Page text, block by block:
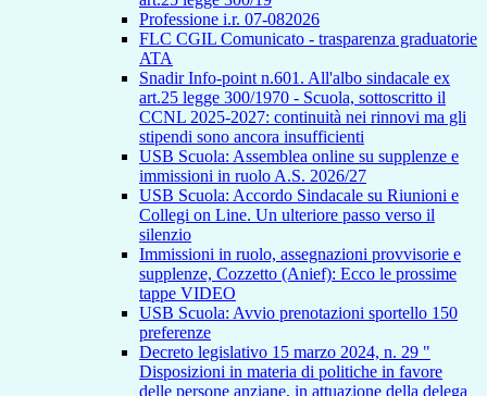
Professione i.r. 07-082026
FLC CGIL Comunicato - trasparenza graduatorie
ATA
Snadir Info-point n.601. All'albo sindacale ex
art.25 legge 300/1970 - Scuola, sottoscritto il
CCNL 2025-2027: continuità nei rinnovi ma gli
stipendi sono ancora insufficienti
USB Scuola: Assemblea online su supplenze e
immissioni in ruolo A.S. 2026/27
USB Scuola: Accordo Sindacale su Riunioni e
Collegi on Line. Un ulteriore passo verso il
silenzio
Immissioni in ruolo, assegnazioni provvisorie e
supplenze, Cozzetto (Anief): Ecco le prossime
tappe VIDEO
USB Scuola: Avvio prenotazioni sportello 150
preferenze
Decreto legislativo 15 marzo 2024, n. 29 "
Disposizioni in materia di politiche in favore
delle persone anziane, in attuazione della delega